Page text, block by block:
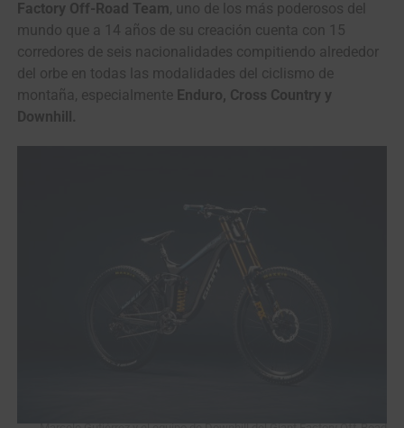
Factory Off-Road Team, uno de los más poderosos del
mundo que a 14 años de su creación cuenta con 15
corredores de seis nacionalidades compitiendo alrededor
del orbe en todas las modalidades del ciclismo de
montaña, especialmente Enduro, Cross Country y
Downhill.